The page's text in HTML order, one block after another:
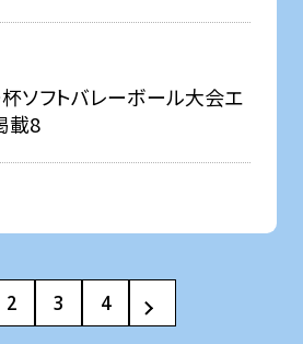
ソフトバレーボール大会エ
載8
2 3 4